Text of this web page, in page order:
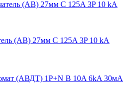
(АВ) 27мм C 125A 3P 10 kA